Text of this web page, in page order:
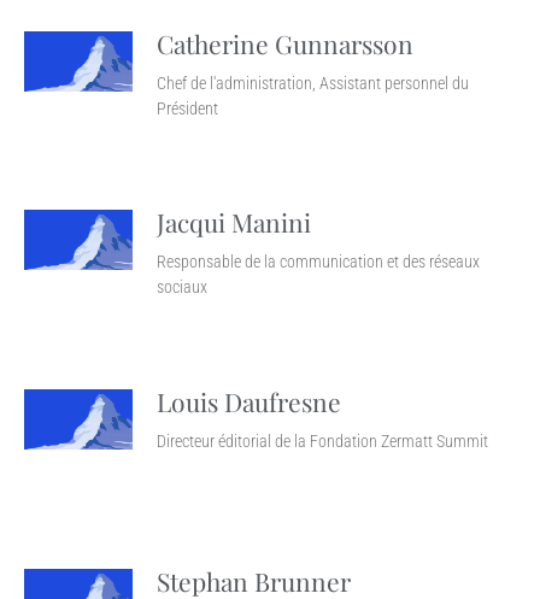
Catherine Gunnarsson
Chef de l'administration, Assistant personnel du
Président
Jacqui Manini
Responsable de la communication et des réseaux
sociaux
Louis Daufresne
Directeur éditorial de la Fondation Zermatt Summit
Stephan Brunner